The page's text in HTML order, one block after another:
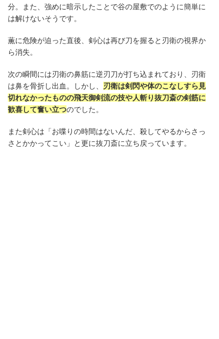
分。また、強めに暗示したことで谷の屋敷でのように簡単に
は解けないそうです。
薫に危険が迫った直後、剣心は再び刀を握ると刃衛の視界か
ら消失。
次の瞬間には刃衛の鼻筋に逆刃刀が打ち込まれており、刃衛
は鼻を骨折し出血。しかし、 刃衛は剣閃や体のこなしすら見
切れなかったものの飛天御剣流の技や人斬り抜刀斎の剣筋に
歓喜して奮い立つのでした。
また剣心は「お喋りの時間はないんだ、殺してやるからさっ
さとかかってこい」と更に抜刀斎に立ち戻っています。